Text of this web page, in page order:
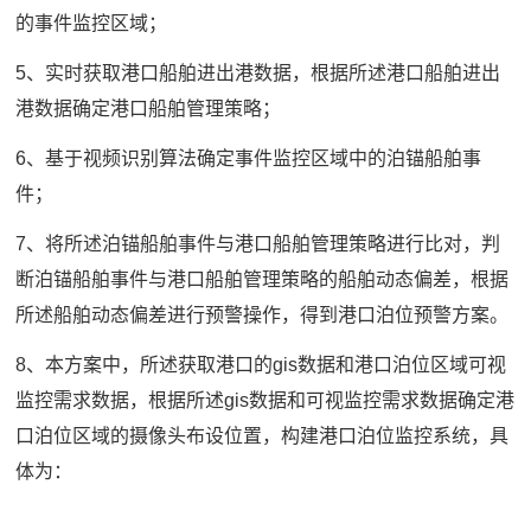
的事件监控区域；
5、实时获取港口船舶进出港数据，根据所述港口船舶进出
港数据确定港口船舶管理策略；
6、基于视频识别算法确定事件监控区域中的泊锚船舶事
件；
7、将所述泊锚船舶事件与港口船舶管理策略进行比对，判
断泊锚船舶事件与港口船舶管理策略的船舶动态偏差，根据
所述船舶动态偏差进行预警操作，得到港口泊位预警方案。
8、本方案中，所述获取港口的gis数据和港口泊位区域可视
监控需求数据，根据所述gis数据和可视监控需求数据确定港
口泊位区域的摄像头布设位置，构建港口泊位监控系统，具
体为：